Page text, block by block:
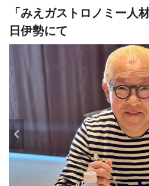
「みえガストロノミー人
日伊勢にて